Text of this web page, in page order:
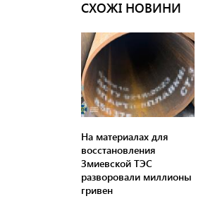
СХОЖІ НОВИНИ
На материалах для
восстановления
Змиевской ТЭС
разворовали миллионы
гривен